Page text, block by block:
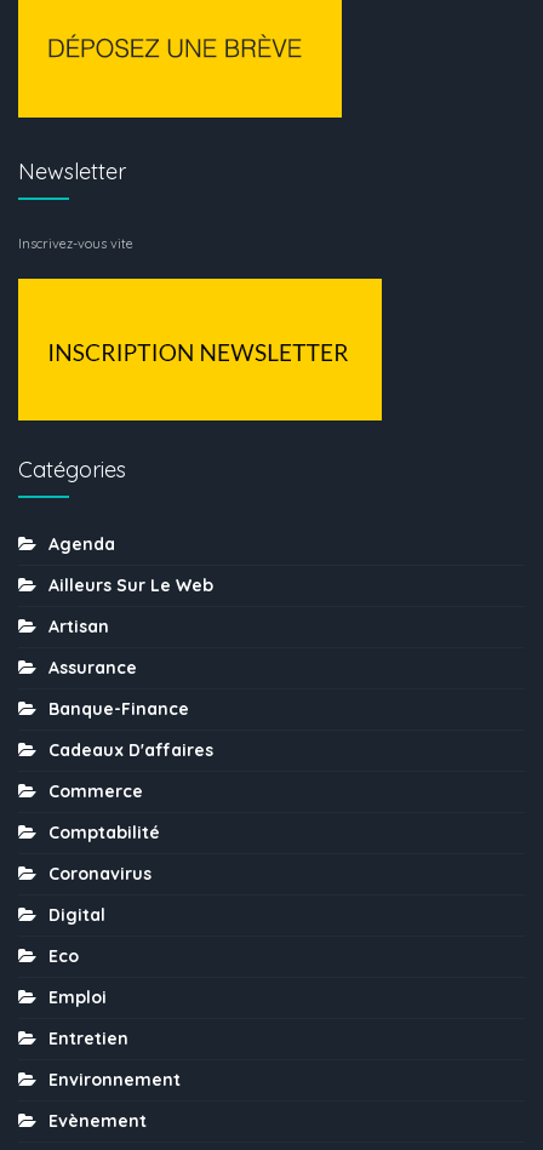
Newsletter
Inscrivez-vous vite
Catégories
Agenda
Ailleurs Sur Le Web
Artisan
Assurance
Banque-Finance
Cadeaux D'affaires
Commerce
Comptabilité
Coronavirus
Digital
Eco
Emploi
Entretien
Environnement
Evènement